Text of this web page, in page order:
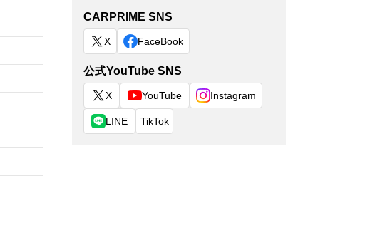
CARPRIME SNS
X FaceBook
公式YouTube SNS
X YouTube Instagram
LINE TikTok